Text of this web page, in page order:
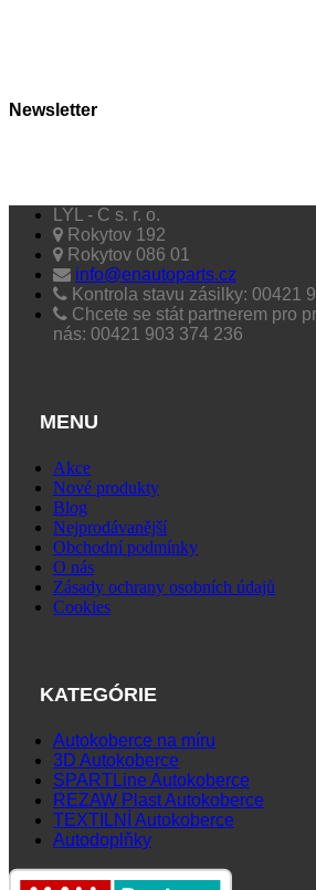
Newsletter
LYL - C s. r. o.
Rokytov 192
Rokytov 086 01
info@enautoparts.cz
Kontrola stavu zásilky: 00421
Chcete se stát partnerem pro
nás: 00421 903 374 236
MENU
Akce
Nové produkty
Blog
Nejprodávanější
Obchodní podmínky
O nás
Zásady ochrany osobních údajů
Cookies
KATEGÓRIE
Autokoberce na míru
3D Autokoberce
SPARTLine Autokoberce
REZAW Plast Autokoberce
TEXTILNÍ Autokoberce
Autodoplňky